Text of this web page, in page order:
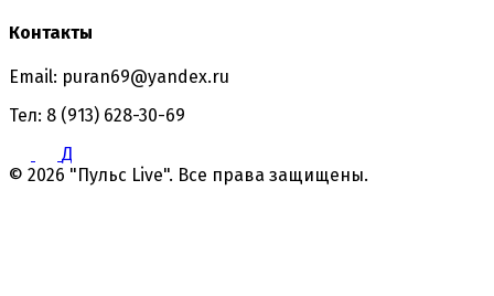
Контакты
Email: puran69@yandex.ru
Тел: 8 (913) 628-30-69
Д
© 2026 "Пульс Live". Все права защищены.